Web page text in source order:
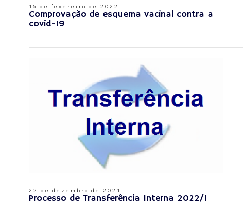
16 de fevereiro de 2022
Comprovação de esquema vacinal contra a
covid-19
22 de dezembro de 2021
Processo de Transferência Interna 2022/1